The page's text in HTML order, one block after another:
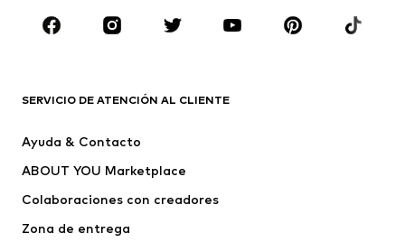
ROPA
Camisetas
Jeans
Pantalones
Ropa interior
Jerséis y cárdigans
Trajes y chaquetas
SERVICIO DE ATENCIÓN AL CLIENTE
Ayuda & Contacto
ABOUT YOU Marketplace
Colaboraciones con creadores
Zona de entrega